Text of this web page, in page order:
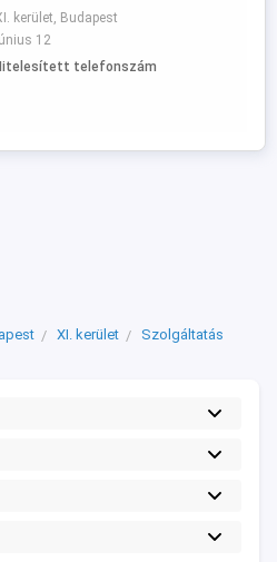
kerület, Budapest
12
telefonszám
XI. kerület
Szolgáltatás